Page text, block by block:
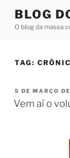
BLOG
O blog da massa
TAG:
PUBLICADO
EM
5 DE MARÇO
Vem aí o